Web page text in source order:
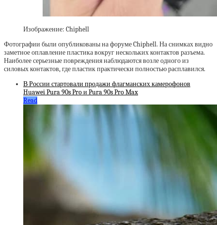
Изображение: Chiphell
Фотографии были опубликованы на форуме Chiphell. На снимках видно
заметное оплавление пластика вокруг нескольких контактов разъема.
Наиболее серьезные повреждения наблюдаются возле одного из
силовых контактов, где пластик практически полностью расплавился.
В России стартовали продажи флагманских камерофонов
Huawei Pura 90s Pro и Pura 90s Pro Max
Read